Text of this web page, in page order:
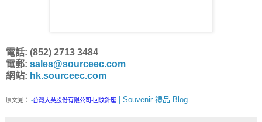
電話: (852) 2713 3484
電郵: sales@sourceec.com
網站: hk.sourceec.com
原文見： -台灣大吳股份有限公司-回紋針座 | Souvenir 禮品 Blog